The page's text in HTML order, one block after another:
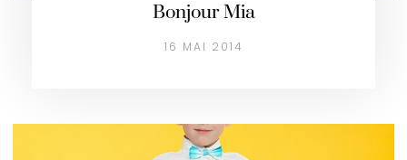
Bonjour Mia
16 MAI 2014